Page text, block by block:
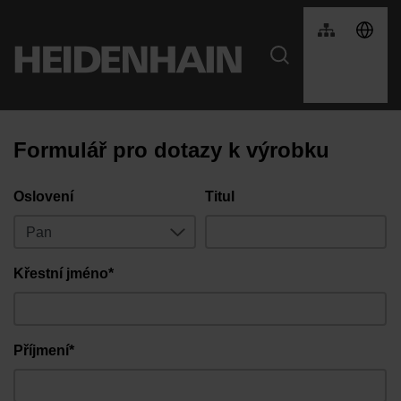
Formulář pro dotazy k výrobku
Oslovení Titul
Křestní jméno*
Příjmení*